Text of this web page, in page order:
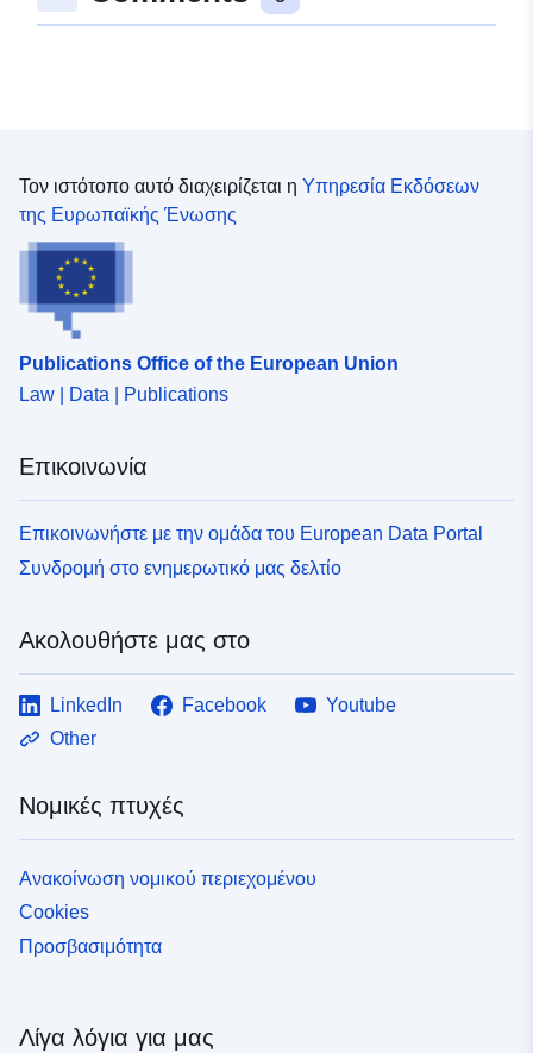
Τον ιστότοπο αυτό διαχειρίζεται η Υπηρεσία Εκδόσεων
της Ευρωπαϊκής Ένωσης
Publications Office of the European Union
Law | Data | Publications
Επικοινωνία
Επικοινωνήστε με την ομάδα του European Data Portal
Συνδρομή στο ενημερωτικό μας δελτίο
Ακολουθήστε μας στο
LinkedIn Facebook
Youtube
Other
Νομικές πτυχές
Ανακοίνωση νομικού περιεχομένου
Cookies
Προσβασιμότητα
Λίγα λόγια για μας